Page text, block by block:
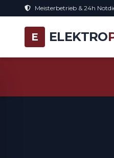
Meisterbetrieb & 24h
E ELEKTRO